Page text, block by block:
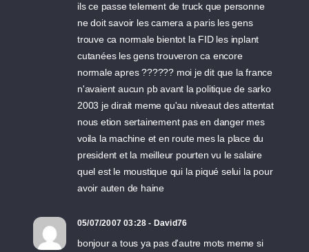
ils ce passe telement de truck que personne
ne doit savoir les camera a paris les gens
trouve ca normale bientot la FID les inplant
cutanées les gens trouveron ca encore
normale apres ?????? moi je dit que la france
n'avaient aucun pb avant la politique de sarko
2003 je dirait meme qu'au niveaut des attentat
nous etion sertainement pas en danger mes
voila la machine et en route mes la place du
president et la meilleur pourten vu le salaire
quel est le moustique qui la piqué selui la pour
avoir auten de haine
05/07/2007 03:28 - David76
bonjour a tous ya pas d'autre mots meme si